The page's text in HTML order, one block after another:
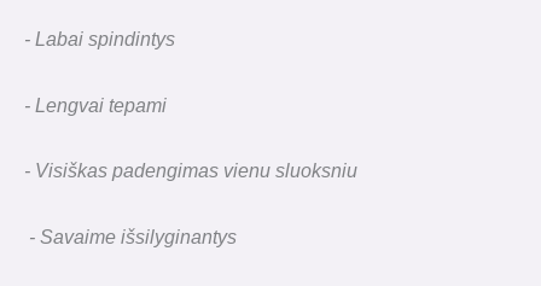
- Labai spindintys
- Lengvai tepami
- Visiškas padengimas vienu sluoksniu
- Savaime išsilyginantys